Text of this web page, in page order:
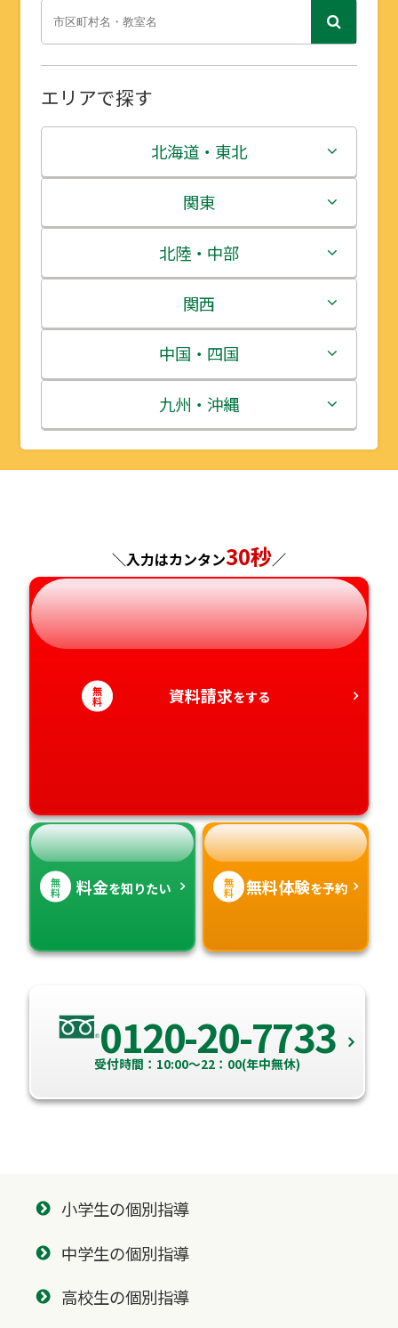
エリアで探す
北海道・東北
北海道
青森県
岩手県
宮城県
秋田県
山形県
関東
茨城県
栃木県
群馬県
埼玉県
千葉県
神奈川県
北陸・中部
新潟県
富山県
石川県
福井県
長野県
岐阜県
静岡県
愛知県
関西
三重県
滋賀県
京都府
兵庫県
奈良県
和歌山県
中国・四国
鳥取県
島根県
広島県
山口県
徳島県
香川県
九州・沖縄
福岡県
長崎県
熊本県
大分県
宮崎県
＼入力はカンタン30秒／
無
料 資料請求をする
無
料 料金を知りたい 無
料 無料体験を予約
0120-20-7733
受付時間：10:00～22：00(年中無休)
小学生の個別指導
中学生の個別指導
高校生の個別指導